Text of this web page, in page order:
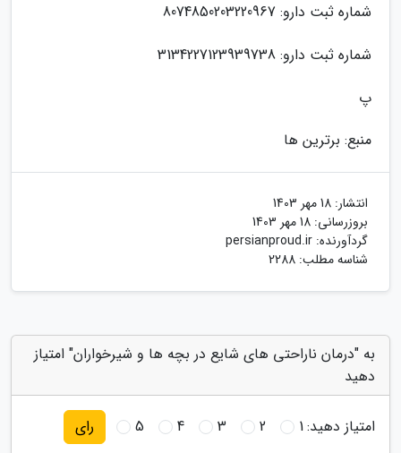
شماره ثبت دارو: 8074850203220967
شماره ثبت دارو: 3134227123939738
پ
منبع: برترین ها
انتشار: 18 مهر 1403
بروزرسانی: 18 مهر 1403
گردآورنده: persianproud.ir
شناسه مطلب: 2288
به "درمان ناراحتی های شایع در بچه ها و شیرخواران" امتیاز
دهید
امتیاز دهید:1
2
3
4
5 رای